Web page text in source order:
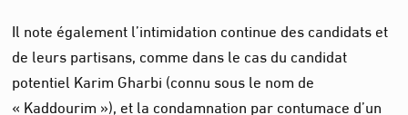
Il note également l’intimidation continue des candidats et
de leurs partisans, comme dans le cas du candidat
potentiel Karim Gharbi (connu sous le nom de
« Kaddourim »), et la condamnation par contumace d’un